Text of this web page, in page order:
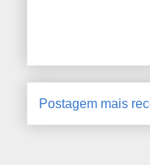
Postagem mais